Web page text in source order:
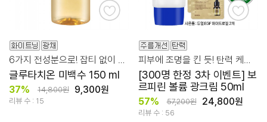
글루타치온 미백수 150 ml
37% 14,800원 9,300원
리뷰 수 : 15
[300명 한정 3차 이벤트] 보
르피린 볼륨 광크림 50ml
57% 57,200원 24,800원
리뷰 수 : 56